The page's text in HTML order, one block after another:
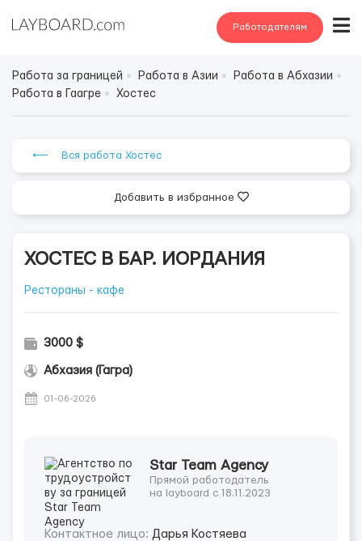
Работодателям
Работа за границей Работа в Азии
Работа в Абхазии
Работа в Гаагре
Хостес
⟵ Вся работа Хостес
Добавить в избранное
ХОСТЕС В БАР. ИОРДАНИЯ
Рестораны - кафе
3000 $
Абхазия (Гагра)
01-06-2026
Star Team Agency
Прямой работодатель
на layboard с 18.11.2023
Контактное лицо: Дарья Костяева